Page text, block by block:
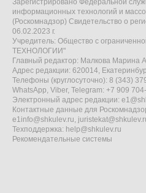
Зарегистрировано Федеральной
информационных технологий и
(Роскомнадзор) Свидетельство о
06.02.2023 г.
Учредитель: Общество с
ТЕХНОЛОГИИ"
Главный редактор: Малкова Марина
Адрес редакции: 620014,
Телефоны (круглосуточно): 8 (343)
WhatsApp, Viber, Telegram: +7 909
Электронный адрес редакции:
Контактные данные для
e1info@shkulev.ru,
Техподдержка: help@shkulev.ru
Рекомендательные системы